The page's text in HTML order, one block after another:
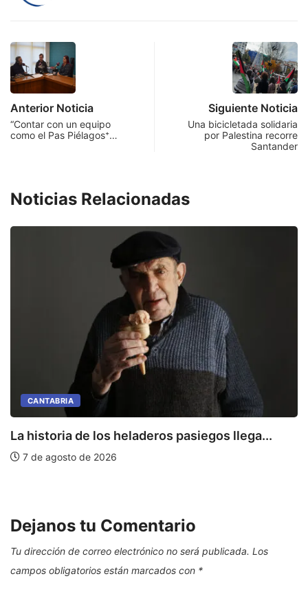
Anterior Noticia
“Contar con un equipo
como el Pas Piélagos⁺…
Siguiente Noticia
Una bicicletada solidaria
por Palestina recorre
Santander
Noticias Relacionadas
CANTABRIA
La historia de los heladeros pasiegos llega...
7 de agosto de 2026
Dejanos tu Comentario
Tu dirección de correo electrónico no será publicada. Los
campos obligatorios están marcados con *